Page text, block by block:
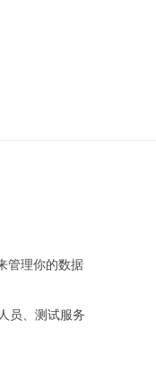
管理你的数据
员、测试服务